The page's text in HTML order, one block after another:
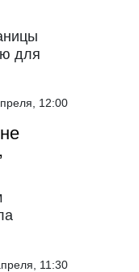
для
12:00
11:30